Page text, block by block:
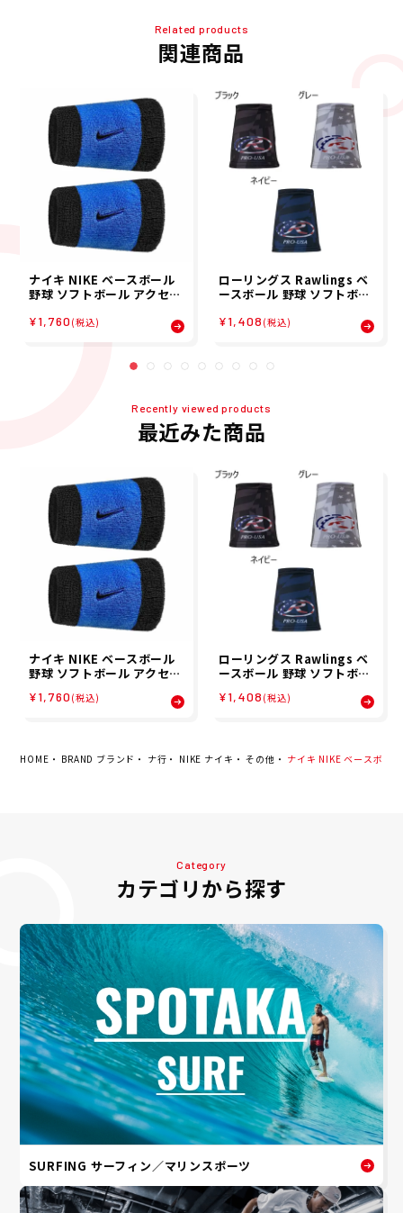
Related products
関連商品
ナイキ NIKE ベースボール
野球 ソフトボール アクセサ
ダブルワイド リストバンド
レディース ユニセックス 25
¥1,760 (税込)
ローリングス Rawlings ベ
ースボール 野球 ソフトボー
ストバンド 2枚組 AAW15S
02 メンズ レディース ユニ
¥1,408 (税込)
Recently viewed products
最近みた商品
ナイキ NIKE ベースボール
野球 ソフトボール アクセサ
ダブルワイド リストバンド
¥1,760 (税込)
ローリングス Rawlings ベ
ースボール 野球 ソフトボー
ストバンド 2枚組 AAW15S
¥1,408 (税込)
HOME BRAND ブランド ナ行 NIKE ナイキ その他 ナイキ NIKE ベースボー
Category
カテゴリから探す
SURFING サーフィン／マリンスポーツ